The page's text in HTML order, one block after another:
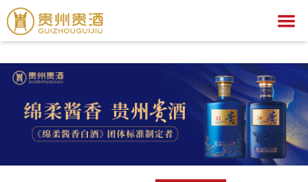
乐动手机官方网站,乐动（中国）
关于我们
集团简介
企业荣誉
贵酒文化
乐动手机官方网站,乐动（中国）
公示公告
乐动手机官方网站,乐动（中国）
产品中心
贵酒世家系列
文化之旅